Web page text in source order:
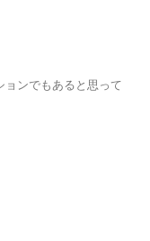
ョンでもあると思って